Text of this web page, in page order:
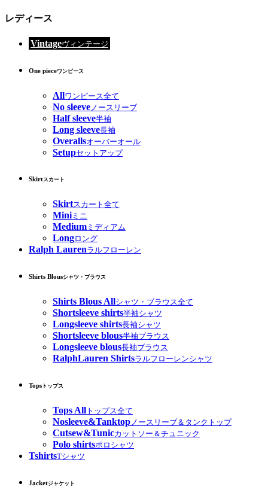
レディース
Vintageヴィンテージ
One pieceワンピース
Allワンピース全て
No sleeve ノースリーブ
Half sleeve半袖
Long sleeve長袖
Overallsオーバーオール
Setupセットアップ
Skirtスカート
Skirtスカート全て
Miniミニ
Medium ミディアム
Longロング
Ralph Laurenラルフローレン
Shirts Blousシャツ・ブラウス
Shirts Blous Allシャツ・ブラウス全て
Shortsleeve shirts半袖シャツ
Longsleeve shirts長袖シャツ
Shortsleeve blous半袖ブラウス
Longsleeve blous長袖ブラウス
RalphLauren Shirtsラルフローレンシャツ
Tops トップス
Tops All トップス全て
Nosleeve&Tanktopノースリーブ＆タンクトップ
Cutsew&Tunicカットソー＆チュニック
Polo shirtsポロシャツ
TshirtsTシャツ
Jacketジャケット